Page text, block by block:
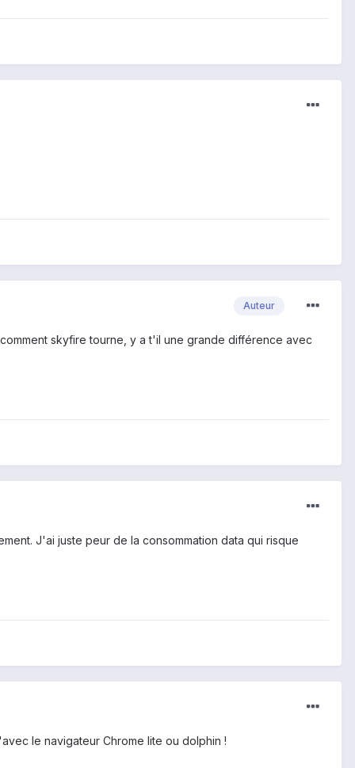
Auteur
skyfire tourne, y a t'il une grande différence avec
J'ai juste peur de la consommation data qui risque
le navigateur Chrome lite ou dolphin !